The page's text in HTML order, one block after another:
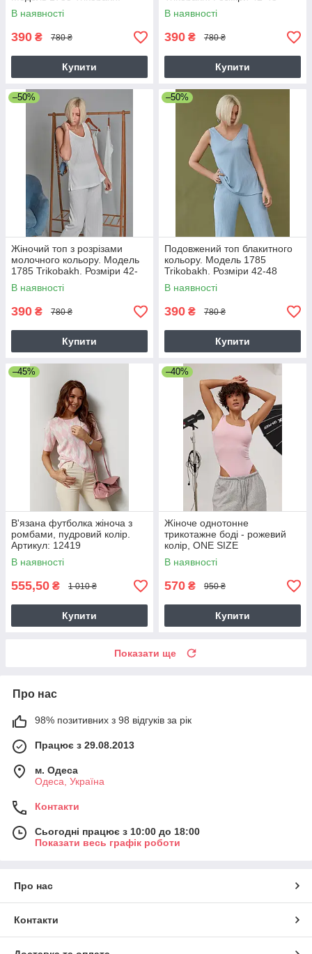
Розмір 42-44
В наявності
390 ₴ 780 ₴
Купити
В наявності
390 ₴ 780 ₴
Купити
–50%
Жіночий топ з розрізами
молочного кольору. Модель
1785 Trikobakh. Розміри 42-
48
В наявності
390 ₴ 780 ₴
Купити
–50%
Подовжений топ блакитного
кольору. Модель 1785
Trikobakh. Розміри 42-48
В наявності
390 ₴ 780 ₴
Купити
–45%
В'язана футболка жіноча з
ромбами, пудровий колір.
Артикул: 12419
В наявності
555,50 ₴ 1 010 ₴
Купити
–40%
Жіноче однотонне
трикотажне боді - рожевий
колір, ONE SIZE
В наявності
570 ₴ 950 ₴
Купити
Показати ще
Про нас
98% позитивних з 98 відгуків за рік
Працює з 29.08.2013
м. Одеса
Одеса, Україна
Контакти
Сьогодні працює з 10:00 до 18:00
Показати весь графік роботи
Про нас
Контакти